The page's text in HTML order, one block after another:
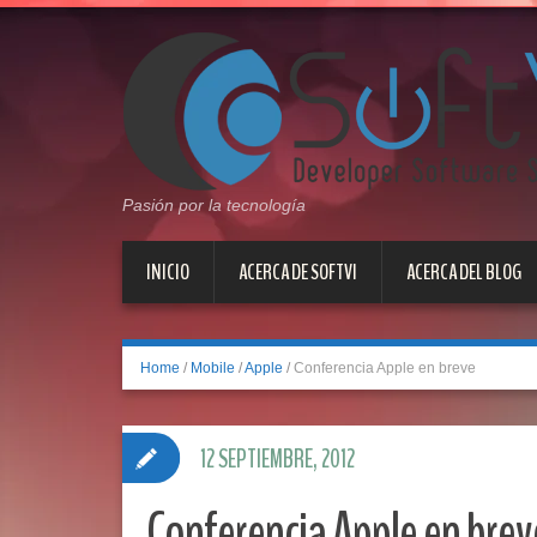
Pasión por la tecnología
INICIO ACERCA DE SOFTVI ACERCA DEL BLOG
Home / Mobile /Apple / Conferencia Apple en breve
12 SEPTIEMBRE, 2012